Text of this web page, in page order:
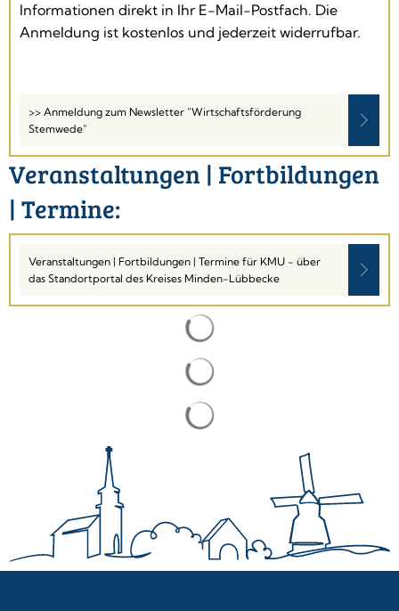
Informationen direkt in Ihr E-Mail-Postfach. Die
Anmeldung ist kostenlos und jederzeit widerrufbar.
>> Anmeldung zum Newsletter "Wirtschaftsförderung
Stemwede"
Veranstaltungen | Fortbildungen
| Termine:
Veranstaltungen | Fortbildungen | Termine für KMU - über
das Standortportal des Kreises Minden-Lübbecke